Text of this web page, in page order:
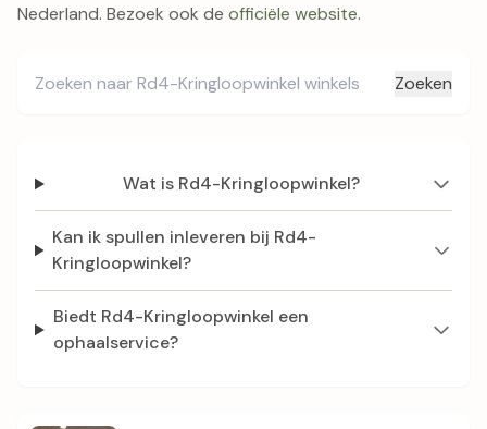
Nederland. Bezoek ook de officiële website.
Zoeken
Wat is Rd4-Kringloopwinkel?
Kan ik spullen inleveren bij Rd4-
Kringloopwinkel?
Biedt Rd4-Kringloopwinkel een
ophaalservice?